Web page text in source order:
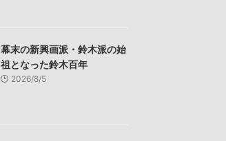
幕末の新興画派・鈴木派の始
祖となった鈴木百年
2026/8/5